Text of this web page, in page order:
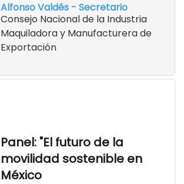
Alfonso Valdés - Secretario
Consejo Nacional de la Industria
Maquiladora y Manufacturera de
Exportación
Panel: "El futuro de la
movilidad sostenible en
México